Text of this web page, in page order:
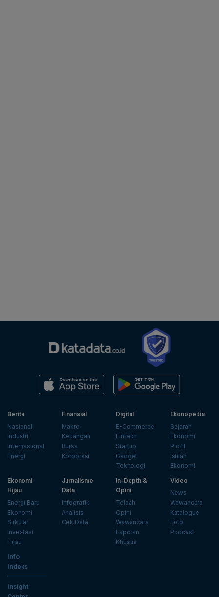
Berita
Nasional
Industri
Internasional
Energi
Finansial
Makro
Keuangan
Bursa
Korporasi
Digital
E-Commerce
Fintech
Startup
Gadget
Teknologi
Ekonopedia
Sejarah
Ekonomi
Profil
Istilah
Ekonomi
Ekonomi
Hijau
Energi Baru
Ekonomi
Sirkular
Investasi
Hijau
Jurnalisme
Data
Infografik
Analisis
Cek Data
In-Depth &
Opini
Telaah
Opini
Wawancara
Laporan
Khusus
Video
News
Wawancara
Katalogue
Foto
Podcast
Info
Indeks
Insight